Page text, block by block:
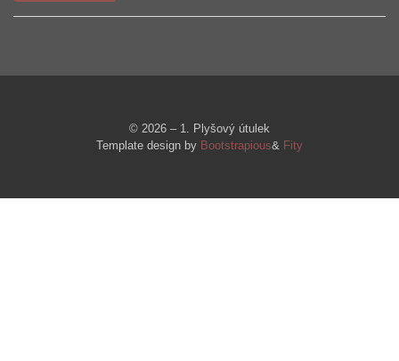
© 2026 – 1. Plyšový útulek
Template design by Bootstrapious& Fity